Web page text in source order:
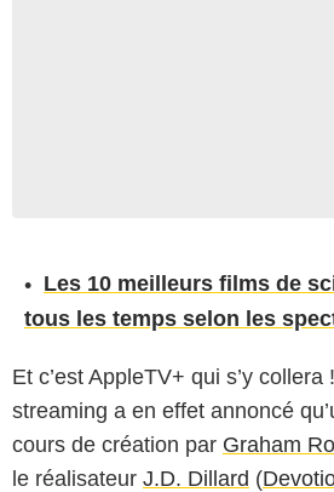
Les 10 meilleurs films de
tous les temps selon les
Et c’est AppleTV+ qui s’y
streaming a en effet annoncé
cours de création par Graham
le réalisateur J.D. Dillard (